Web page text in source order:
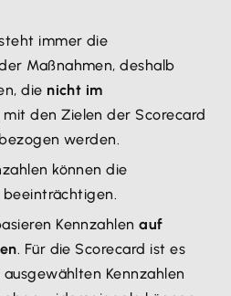
immer die
Maßnahmen, deshalb
die nicht im
mit den Zielen der Scorecard
werden.
können die
Kennzahlenauf
. Für die Scorecard ist es
Kennzahlen